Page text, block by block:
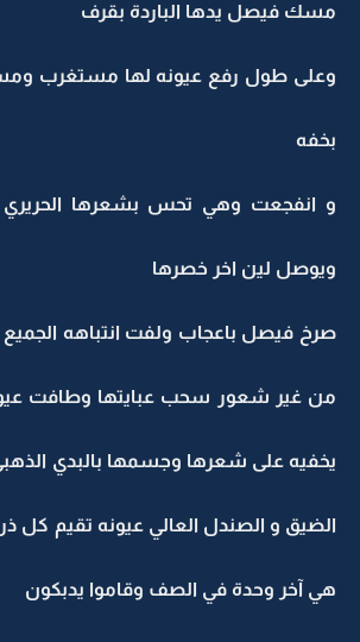
مسك فيصل يدها الباردة بقرف
وعلى طول رفع عيونه لها مستغرب
بخفه
و انفجعت وهي تحس بشعرها الحريري
ويوصل لين اخر خصرها
صرخ فيصل باعجاب ولفت انتباهه
من غير شعور سحب عبايتها وطافت
يخفيه على شعرها وجسمها بالبدي الذهبي
الضيق و الصندل العالي عيونه تقيم كل
هي آخر وحدة في الصف وقاموا يدبكون